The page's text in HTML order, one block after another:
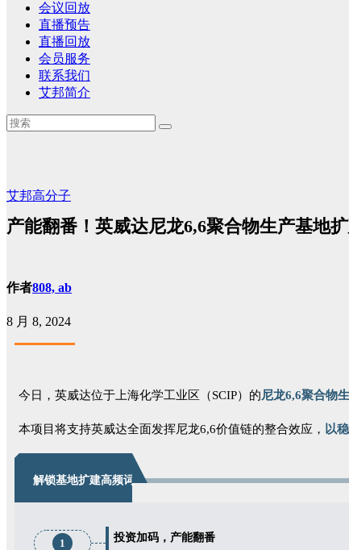
会议回放
直播预告
直播回放
会员服务
联系我们
艾邦简介
艾邦高分子
产能翻番！英威达尼龙6,6聚合物生产基地
作者808, ab
8 月 8, 2024
今日，英威达位于上海化学工业区（SCIP）的尼龙6,6聚合物
本项目将支持英威达全面发挥尼龙6,6价值链的整合效应， 以
解锁基地扩建高频词
1 投资加码，产能翻番